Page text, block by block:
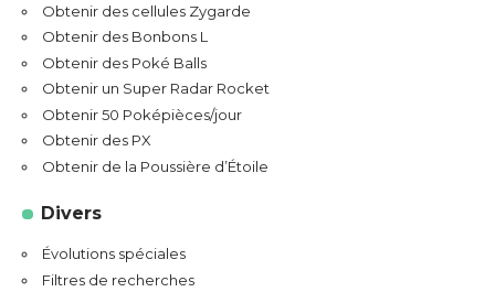
Obtenir des cellules Zygarde
Obtenir des Bonbons L
Obtenir des Poké Balls
Obtenir un Super Radar Rocket
Obtenir 50 Poképièces/jour
Obtenir des PX
Obtenir de la Poussière d’Étoile
Divers
Évolutions spéciales
Filtres de recherches